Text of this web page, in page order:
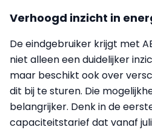
Verhoogd inzicht in
De eindgebruiker krijgt met
niet alleen een duidelijker
maar beschikt ook over
dit bij te sturen. Die
belangrijker. Denk in de
capaciteitstarief dat vanaf